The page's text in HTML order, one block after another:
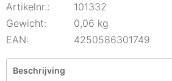
Artikelnr.:
101332
Gewicht:
0,06 kg
EAN:
4250586301749
Beschrijving